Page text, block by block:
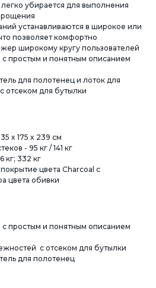
убирается для выполнения
устанавливаются в широкое или
позволяет комфортно
широкому кругу пользователей
простым и понятным описанием
для полотенец и лоток для
отсеком для бутылки
x 175 x 239 см
- 95 кг / 141 кг
кг; 332 кг
цвета Charcoal с
цвета обивки
простым и понятным описанием
с отсеком для бутылки
для полотенец